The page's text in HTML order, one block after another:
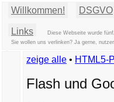
Willkommen! DSGVO
Links
Diese Webseite wurde
Sie wollen uns verlinken? Ja gerne,
zeige alle • HTML5-
Flash und